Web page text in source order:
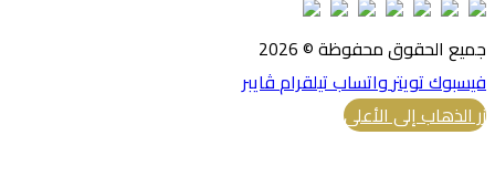
جميع الحقوق محفوظة © 2026
فيسبوكتويتر واتسابتيلقرامڤايبر
زر الذهاب إلى الأعلى